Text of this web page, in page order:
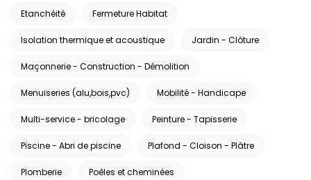
Etanchéité Fermeture Habitat
Isolation thermique et acoustique Jardin - Clôture
Maçonnerie - Construction - Démolition
Menuiseries (alu,bois,pvc) Mobilité - Handicape
Multi-service - bricolage Peinture - Tapisserie
Piscine - Abri de piscine Plafond - Cloison - Plâtre
Plomberie Poêles et cheminées